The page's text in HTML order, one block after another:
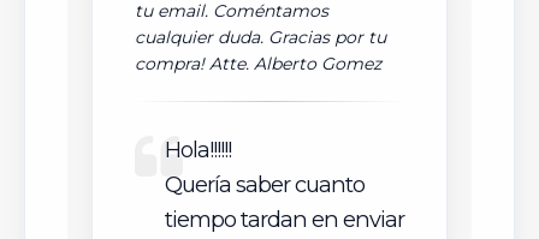
tu email. Coméntamos
cualquier duda. Gracias por tu
compra! Atte. Alberto Gomez
Hola!!!!!!
Quería saber cuanto
tiempo tardan en enviar